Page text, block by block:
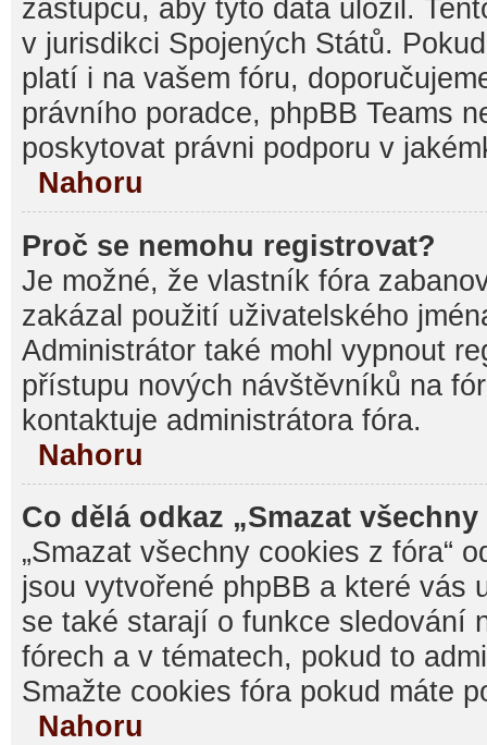
zástupců, aby tyto data uložil.
v jurisdikci Spojených Států.
platí i na vašem fóru,
právního poradce, phpBB Teams
poskytovat právni podporu v
Nahoru
Proč se nemohu registrovat?
Je možné, že vlastník fóra
zakázal použití uživatelského
Administrátor také mohl vypnout
přístupu nových návštěvníků na
kontaktuje administrátora fóra.
Nahoru
Co dělá odkaz „Smazat
„Smazat všechny cookies z fóra“
jsou vytvořené phpBB a které vás
se také starají o funkce sledování
fórech a v tématech, pokud to
Smažte cookies fóra pokud máte
Nahoru